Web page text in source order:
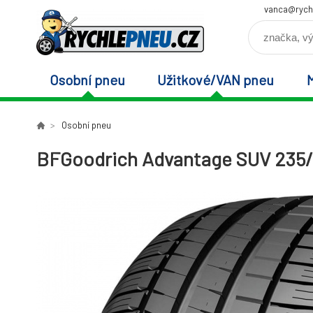
Osobní pneu Užitkové/VAN pneu
Osobní pneu
BFGoodrich Advantage SUV